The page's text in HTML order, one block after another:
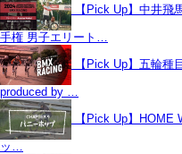
【Pick Up】中井飛
手権 男子エリート…
【Pick Up】五輪
produced by …
【Pick Up】
ッ…